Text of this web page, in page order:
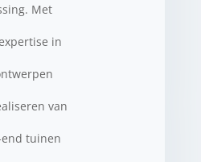
Met
in
van
tuinen